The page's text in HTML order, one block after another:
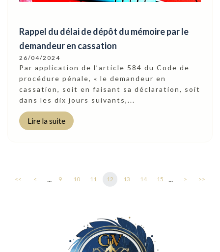
Rappel du délai de dépôt du mémoire par le
demandeur en cassation
26/04/2024
Par application de l’article 584 du Code de
procédure pénale, « le demandeur en
cassation, soit en faisant sa déclaration, soit
dans les dix jours suivants,...
Lire la suite
<< < ... 9 10 11 12 13 14 15 ... > >>